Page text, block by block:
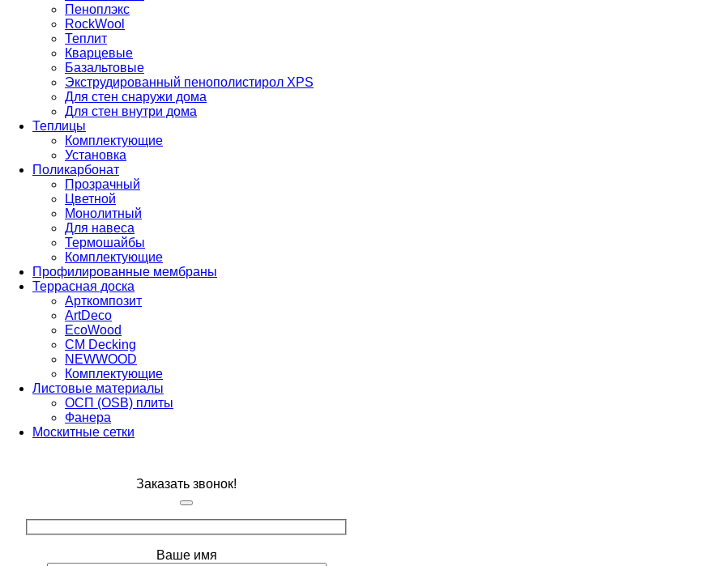
Пеноплэкс
RockWool
Теплит
Кварцевые
Базальтовые
Экструдированный пенополистирол XPS
Для стен снаружи дома
Для стен внутри дома
Теплицы
Комплектующие
Установка
Поликарбонат
Прозрачный
Цветной
Монолитный
Для навеса
Термошайбы
Комплектующие
Профилированные мембраны
Террасная доска
Арткомпозит
ArtDeco
EcoWood
CM Decking
NEWWOOD
Комплектующие
Листовые материалы
ОСП (OSB) плиты
Фанера
Москитные сетки
Заказать звонок!
Ваше имя